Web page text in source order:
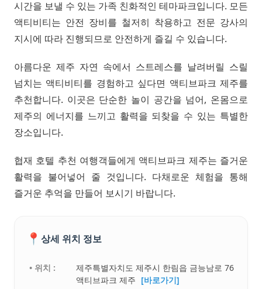
시간을 보낼 수 있는 가족 친화적인 테마파크입니다. 모든
액티비티는 안전 장비를 철저히 착용하고 전문 강사의
지시에 따라 진행되므로 안전하게 즐길 수 있습니다.
아름다운 제주 자연 속에서 스트레스를 날려버릴 스릴
넘치는 액티비티를 경험하고 싶다면 액티브파크 제주를
추천합니다. 이곳은 단순한 놀이 공간을 넘어, 온몸으로
제주의 에너지를 느끼고 활력을 되찾을 수 있는 특별한
장소입니다.
협재 호텔 추천 여행객들에게 액티브파크 제주는 즐거운
활력을 불어넣어 줄 것입니다. 다채로운 체험을 통해
즐거운 추억을 만들어 보시기 바랍니다.
📍 상세 위치 정보
• 위치 :
제주특별자치도 제주시 한림읍 금능남로 76
액티브파크 제주 [바로가기]